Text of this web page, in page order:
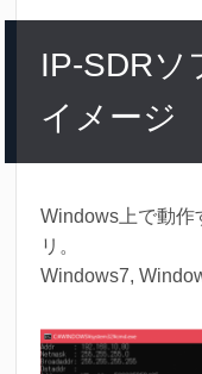
IP-SDRソ
イメージ
Windows上で動作
リ。
Windows7,